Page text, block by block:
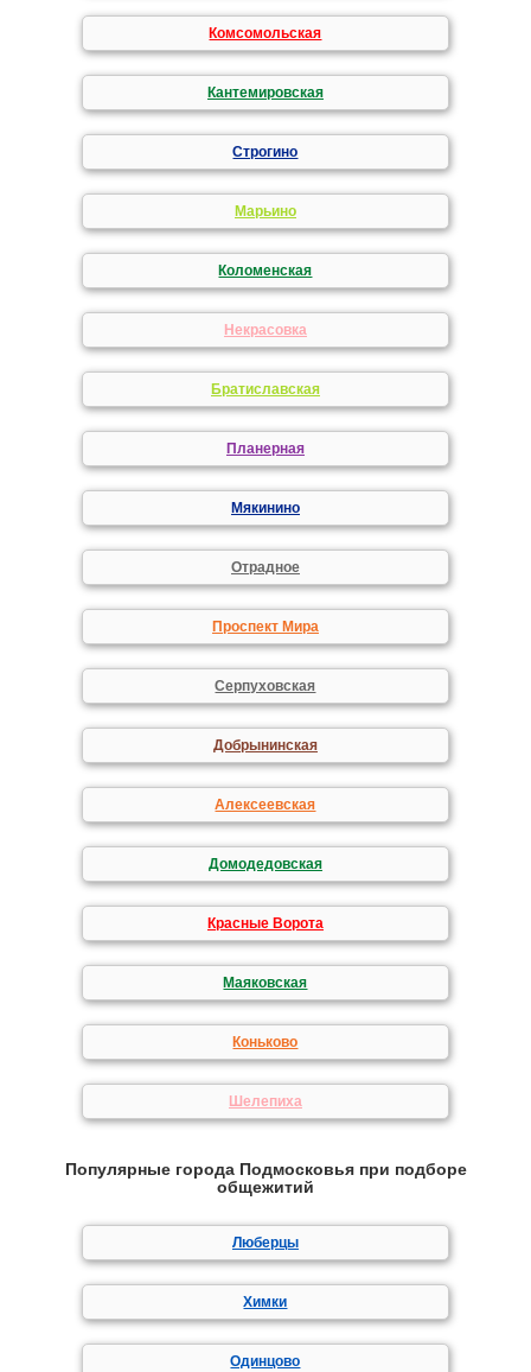
Комсомольская
Кантемировская
Строгино
Марьино
Коломенская
Некрасовка
Братиславская
Планерная
Мякинино
Отрадное
Проспект Мира
Серпуховская
Добрынинская
Алексеевская
Домодедовская
Красные Ворота
Маяковская
Коньково
Шелепиха
Популярные города Подмосковья при подборе
общежитий
Люберцы
Химки
Одинцово